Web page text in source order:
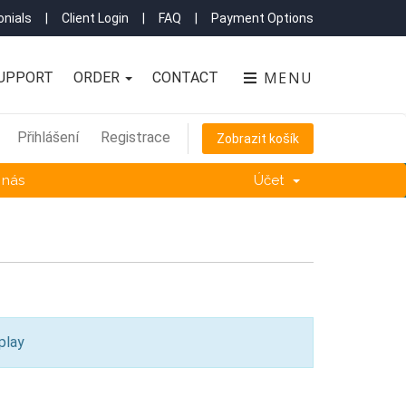
Client Login FAQ Payment Options
MENU
ORDER CONTACT
Přihlášení Registrace Zobrazit košík
Účet